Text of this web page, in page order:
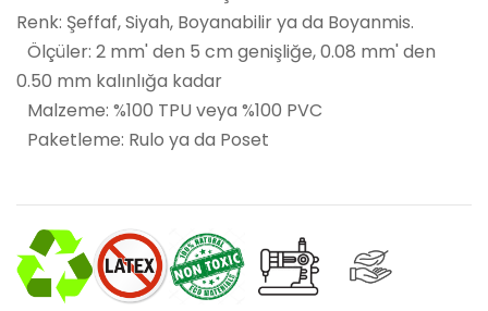
Renk: Şeffaf, Siyah, Boyanabilir ya da Boyanmis.
Ölçüler: 2 mm' den 5 cm genişliğe, 0.08 mm' den
0.50 mm kalınlığa kadar
Malzeme: %100 TPU veya %100 PVC
Paketleme: Rulo ya da Poset